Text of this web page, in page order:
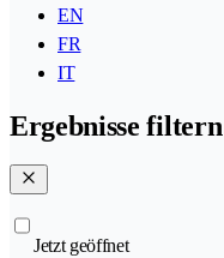
EN
FR
IT
Ergebnisse filtern
Jetzt geöffnet